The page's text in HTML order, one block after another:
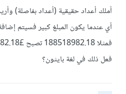
أملك أعداد حقيقية (أعداد بفاصلة)
أي عندما يكون المبلغ كبير فسيتم
فعل ذلك في لغة بايثون؟